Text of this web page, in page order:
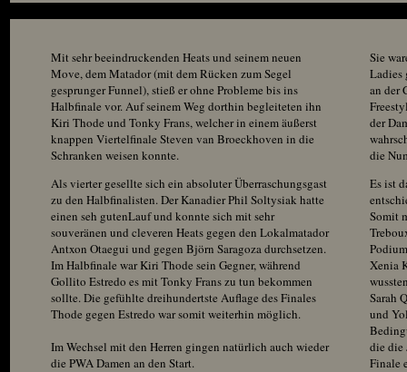
Mit sehr beeindruckenden Heats und seinem neuen
Move, dem Matador (mit dem Rücken zum Segel
gesprunger Funnel), stieß er ohne Probleme bis ins
Halbfinale vor. Auf seinem Weg dorthin begleiteten ihn
Kiri Thode und Tonky Frans, welcher in einem äußerst
knappen Viertelfinale Steven van Broeckhoven in die
Schranken weisen konnte.
Als vierter gesellte sich ein absoluter Überraschungsgast
zu den Halbfinalisten. Der Kanadier Phil Soltysiak hatte
einen seh gutenLauf und konnte sich mit sehr
souveränen und cleveren Heats gegen den Lokalmatador
Antxon Otaegui und gegen Björn Saragoza durchsetzen.
Im Halbfinale war Kiri Thode sein Gegner, während
Gollito Estredo es mit Tonky Frans zu tun bekommen
sollte. Die gefühlte dreihundertste Auflage des Finales
Thode gegen Estredo war somit weiterhin möglich.
Im Wechsel mit den Herren gingen natürlich auch wieder
die PWA Damen an den Start.
Sie
Ladies
an der
der
die
Es ist
Somit
Xenia
Sarah
und
die die
Finale